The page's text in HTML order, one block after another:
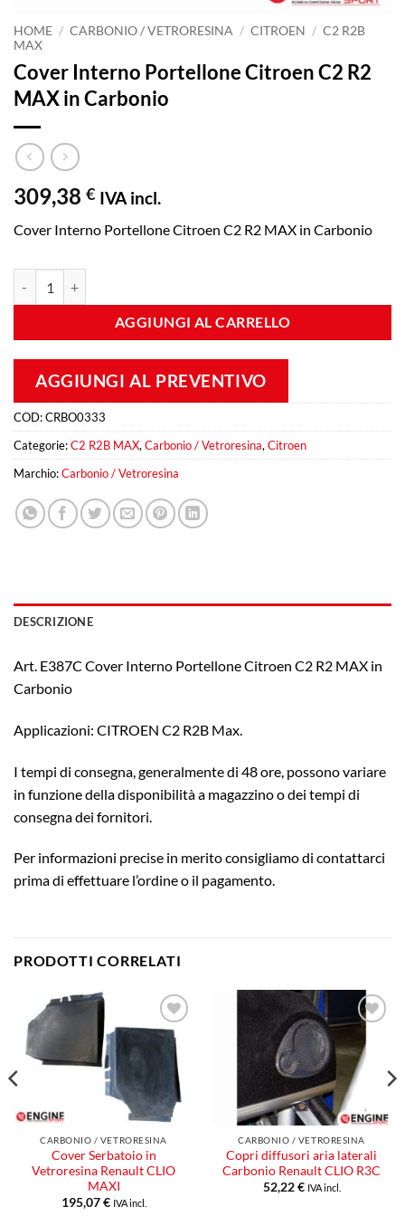
HOME / CARBONIO / VETRORESINA / CITROEN / C2 R2B
MAX
Cover Interno Portellone Citroen C2 R2
MAX in Carbonio
309,38 € IVA incl.
Cover Interno Portellone Citroen C2 R2 MAX in Carbonio
AGGIUNGI AL CARRELLO
AGGIUNGI AL PREVENTIVO
COD:CRBO0333
Categorie:C2 R2B MAX, Carbonio / Vetroresina, Citroen
Marchio:Carbonio / Vetroresina
DESCRIZIONE
Art. E387C Cover Interno Portellone Citroen C2 R2 MAX in
Carbonio
Applicazioni: CITROEN C2 R2B Max.
I tempi di consegna, generalmente di 48 ore, possono variare
in funzione della disponibilità a magazzino o dei tempi di
consegna dei fornitori.
Per informazioni precise in merito consigliamo di contattarci
prima di effettuare l’ordine o il pagamento.
PRODOTTI CORRELATI
Aggiungi
alla lista
desideri
CARBONIO / VETRORESINA
Cover Serbatoio in
Vetroresina Renault CLIO
MAXI
195,07€ IVA incl.
alla lista
dei
desideri
CARBONIO / VETRORESINA
Copri diffusori aria laterali
Carbonio Renault CLIO R3C
52,22€ IVA incl.